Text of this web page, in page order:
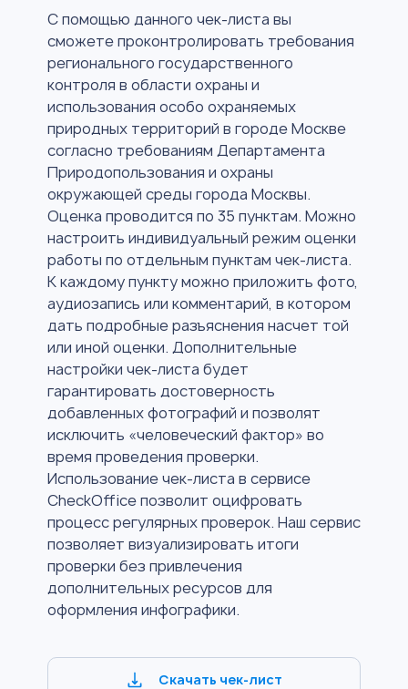
С помощью данного чек-листа вы
сможете проконтролировать требования
регионального государственного
контроля в области охраны и
использования особо охраняемых
природных территорий в городе Москве
согласно требованиям Департамента
Природопользования и охраны
окружающей среды города Москвы.
Оценка проводится по 35 пунктам. Можно
настроить индивидуальный режим оценки
работы по отдельным пунктам чек-листа.
К каждому пункту можно приложить фото,
аудиозапись или комментарий, в котором
дать подробные разъяснения насчет той
или иной оценки. Дополнительные
настройки чек-листа будет
гарантировать достоверность
добавленных фотографий и позволят
исключить «человеческий фактор» во
время проведения проверки.
Использование чек-листа в сервисе
CheckOffice позволит оцифровать
процесс регулярных проверок. Наш сервис
позволяет визуализировать итоги
проверки без привлечения
дополнительных ресурсов для
оформления инфографики.
Скачать чек-лист